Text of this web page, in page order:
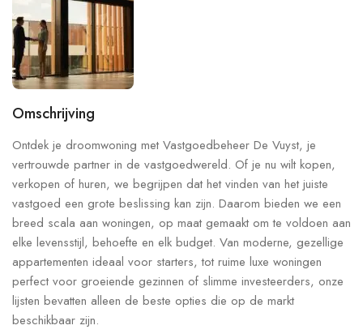
Omschrijving
Ontdek je droomwoning met Vastgoedbeheer De Vuyst, je
vertrouwde partner in de vastgoedwereld. Of je nu wilt kopen,
verkopen of huren, we begrijpen dat het vinden van het juiste
vastgoed een grote beslissing kan zijn. Daarom bieden we een
breed scala aan woningen, op maat gemaakt om te voldoen aan
elke levensstijl, behoefte en elk budget. Van moderne, gezellige
appartementen ideaal voor starters, tot ruime luxe woningen
perfect voor groeiende gezinnen of slimme investeerders, onze
lijsten bevatten alleen de beste opties die op de markt
beschikbaar zijn.